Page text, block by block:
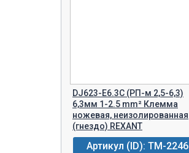
DJ623-Е6.3С (РП-м 2,5-6,3)
6,3мм 1-2.5 mm² Клемма
ножевая, неизолированная
(гнездо) REXANT
Артикул (ID): TM-2246